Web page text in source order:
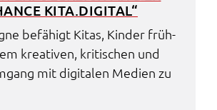
KITA.​DIGITAL“
befä­higt Kitas, Kinder früh­
krea­ti­ven, kriti­schen und
mit digi­ta­len Medi­en zu